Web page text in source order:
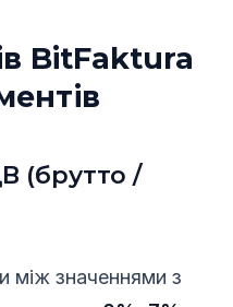
BitFaktura
(брутто /
між значеннями з